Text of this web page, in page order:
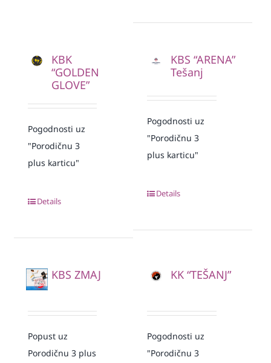
KBK
“GOLDEN
GLOVE”
Pogodnosti uz
"Porodičnu 3
plus karticu"
Details
KBS “ARENA”
Tešanj
Pogodnosti uz
"Porodičnu 3
plus karticu"
Details
KBS ZMAJ
Popust uz
Porodičnu 3 plus
KK “TEŠANJ”
Pogodnosti uz
"Porodičnu 3